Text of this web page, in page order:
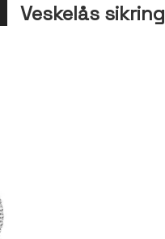
Veskelås sikring